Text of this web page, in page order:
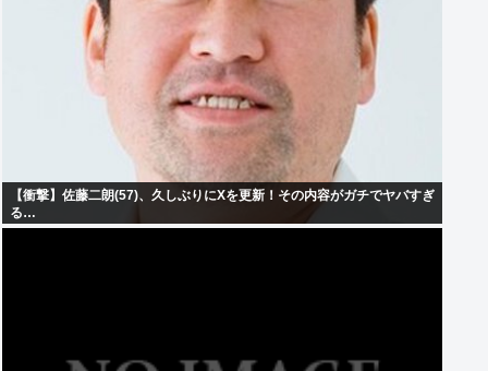
【衝撃】佐藤二朗(57)、久しぶりにXを更新！その内容がガチでヤバすぎ
る…